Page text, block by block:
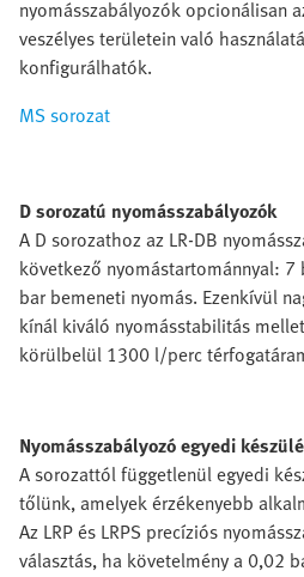
nyomásszabályozók opcionálisan
veszélyes területein való
konfigurálhatók.
MS sorozat
D sorozatú nyomásszabályozók
A D sorozathoz az LR-DB
következő nyomástartománnyal:
bar bemeneti nyomás. Ezenkívül
kínál kiváló nyomásstabilitás
körülbelül 1300 l/perc
Nyomásszabályozó egyedi
A sorozattól függetlenül egyedi
tőlünk, amelyek érzékenyebb
Az LRP és LRPS precíziós
választás, ha követelmény a 0,02